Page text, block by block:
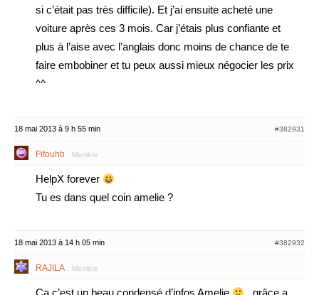
si c’était pas très difficile). Et j’ai ensuite acheté une
voiture après ces 3 mois. Car j’étais plus confiante et
plus à l’aise avec l’anglais donc moins de chance de te
faire embobiner et tu peux aussi mieux négocier les prix
^^
18 mai 2013 à 9 h 55 min #382931
Fifouhb Membre
HelpX forever
Tu es dans quel coin amelie ?
18 mai 2013 à 14 h 05 min #382932
RAJILA Membre
Ca c’est un beau condensé d’infos Amelie , grâce a